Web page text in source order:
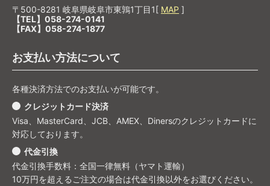
〒500-8281 岐阜県岐阜市東鶉1丁目1[ MAP ]
【TEL】058-274-0141
【FAX】058-274-1877
お支払い方法について
各種決済方法でのお支払いが可能です。
クレジットカード決済
Visa、MasterCard、JCB、AMEX、Dinersのクレジットカードに
対応しております。
代金引換
代金引換手数料：全国一律無料（ヤマト運輸）
10万円を超えるご注文の場合は代金引換以外をお選びください。